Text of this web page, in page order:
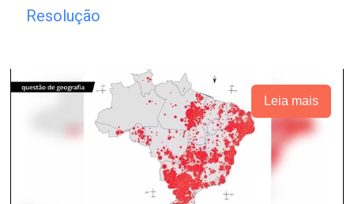
Resolução
Leia mais